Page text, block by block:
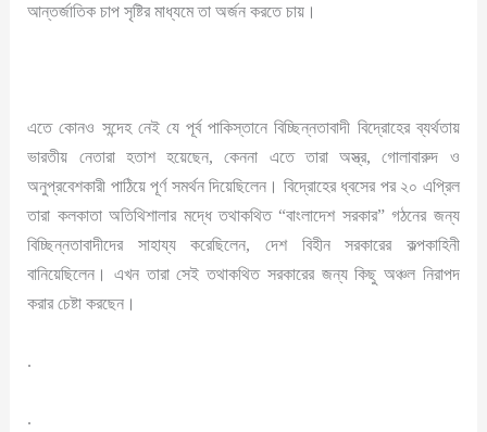
আন্তর্জাতিক চাপ সৃষ্টির মাধ্যমে তা অর্জন করতে চায়।
এতে কোনও সন্দেহ নেই যে পূর্ব পাকিস্তানে বিচ্ছিন্নতাবাদী বিদ্রোহের ব্যর্থতায়
ভারতীয় নেতারা হতাশ হয়েছেন, কেননা এতে তারা অস্ত্র, গোলাবারুদ ও
অনুপ্রবেশকারী পাঠিয়ে পূর্ণ সমর্থন দিয়েছিলেন। বিদ্রোহের ধ্বসের পর ২০ এপ্রিল
তারা কলকাতা অতিথিশালার মদ্ধে তথাকথিত “বাংলাদেশ সরকার” গঠনের জন্য
বিচ্ছিন্নতাবাদীদের সাহায্য করেছিলেন, দেশ বিহীন সরকারের কল্পকাহিনী
বানিয়েছিলেন। এখন তারা সেই তথাকথিত সরকারের জন্য কিছু অঞ্চল নিরাপদ
করার চেষ্টা করছেন।
.
.